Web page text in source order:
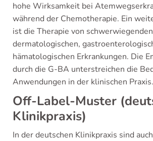
hohe Wirksamkeit bei
während der Chemotherapie. Ein
ist die Therapie von schwerwiegenden
dermatologischen,
hämatologischen Erkrankungen. Die
durch die G-BA unterstreichen die
Anwendungen in der klinischen Praxis.
Off-Label-Muster
Klinikpraxis)
In der deutschen Klinikpraxis sind